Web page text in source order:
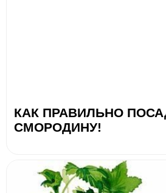
КАК ПРАВИЛЬНО
СМОРОДИНУ!